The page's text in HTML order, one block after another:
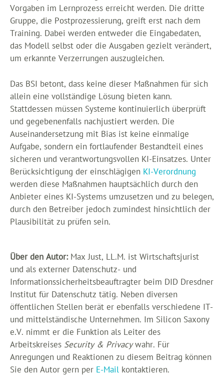
Vorgaben im Lernprozess erreicht werden. Die dritte
Gruppe, die Postprozessierung, greift erst nach dem
Training. Dabei werden entweder die Eingabedaten,
das Modell selbst oder die Ausgaben gezielt verändert,
um erkannte Verzerrungen auszugleichen.
Das BSI betont, dass keine dieser Maßnahmen für sich
allein eine vollständige Lösung bieten kann.
Stattdessen müssen Systeme kontinuierlich überprüft
und gegebenenfalls nachjustiert werden. Die
Auseinandersetzung mit Bias ist keine einmalige
Aufgabe, sondern ein fortlaufender Bestandteil eines
sicheren und verantwortungsvollen KI-Einsatzes. Unter
Berücksichtigung der einschlägigen KI-Verordnung
werden diese Maßnahmen hauptsächlich durch den
Anbieter eines KI-Systems umzusetzen und zu belegen,
durch den Betreiber jedoch zumindest hinsichtlich der
Plausibilität zu prüfen sein.
Über den Autor:Max Just, LL.M. ist Wirtschaftsjurist
und als externer Datenschutz- und
Informationssicherheitsbeauftragter beim DID Dresdner
Institut für Datenschutz tätig. Neben diversen
öffentlichen Stellen berät er ebenfalls verschiedene IT-
und mittelständische Unternehmen. Im Silicon Saxony
e.V. nimmt er die Funktion als Leiter des
Arbeitskreises Security & Privacywahr. Für
Anregungen und Reaktionen zu diesem Beitrag können
Sie den Autor gern per E-Mail kontaktieren.